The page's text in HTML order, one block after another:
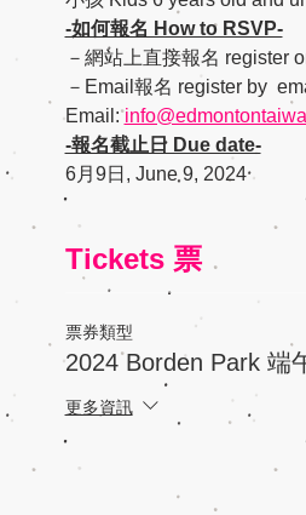
-如何報名 How to RSVP-
－網站上直接報名 register
－Email報名 register by
Email:
-報名截止日 Due date-
6月9日, June 9, 2024
Tickets 票
票券類型
2024 Borden Park 端
更多資訊